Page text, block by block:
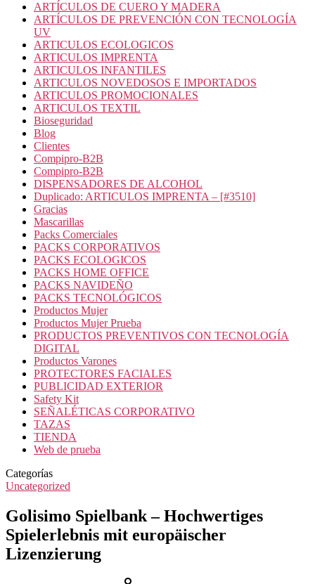
ARTÍCULOS DE CUERO Y MADERA
ARTÍCULOS DE PREVENCIÓN CON TECNOLOGÍA
UV
ARTICULOS ECOLOGICOS
ARTICULOS IMPRENTA
ARTICULOS INFANTILES
ARTICULOS NOVEDOSOS E IMPORTADOS
ARTICULOS PROMOCIONALES
ARTICULOS TEXTIL
Bioseguridad
Blog
Clientes
Compipro-B2B
Compipro-B2B
DISPENSADORES DE ALCOHOL
Duplicado: ARTICULOS IMPRENTA – [#3510]
Gracias
Mascarillas
Packs Comerciales
PACKS CORPORATIVOS
PACKS ECOLOGICOS
PACKS HOME OFFICE
PACKS NAVIDEÑO
PACKS TECNOLÓGICOS
Productos Mujer
Productos Mujer Prueba
PRODUCTOS PREVENTIVOS CON TECNOLOGÍA
DIGITAL
Productos Varones
PROTECTORES FACIALES
PUBLICIDAD EXTERIOR
Safety Kit
SEÑALÉTICAS CORPORATIVO
TAZAS
TIENDA
Web de prueba
Categorías
Uncategorized
Golisimo Spielbank – Hochwertiges
Spielerlebnis mit europäischer
Lizenzierung